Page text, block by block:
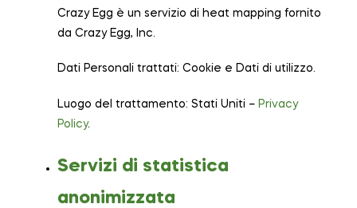
Crazy Egg è un servizio di heat mapping fornito
da Crazy Egg, Inc.
Dati Personali trattati: Cookie e Dati di utilizzo.
Luogo del trattamento: Stati Uniti – Privacy
Policy.
Servizi di statistica
anonimizzata